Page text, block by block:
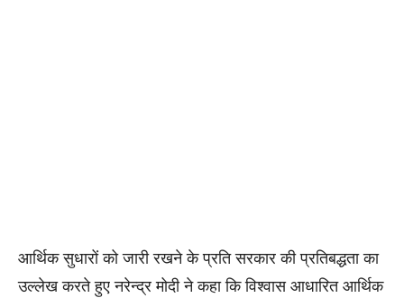
आर्थिक सुधारों को जारी रखने के प्रति सरकार की प्रतिबद्धता का
उल्लेख करते हुए नरेन्द्र मोदी ने कहा कि विश्वास आधारित आर्थिक